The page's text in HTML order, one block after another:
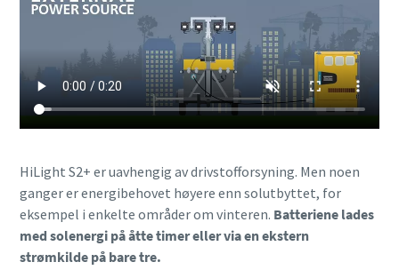
HiLight S2+ er uavhengig av drivstofforsyning. Men noen
ganger er energibehovet høyere enn solutbyttet, for
eksempel i enkelte områder om vinteren. Batteriene lades
med solenergi på åtte timer eller via en ekstern
strømkilde på bare tre.